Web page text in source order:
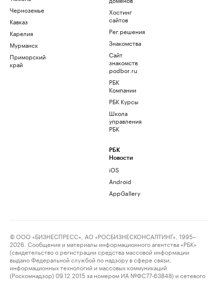
Черноземье
Кавказ
Карелия
Мурманск
Приморский
край
Хостинг
сайтов
Рег.решения
Знакомства
Сайт
знакомств
podbor.ru
РБК
Компании
РБК Курсы
Школа
управления
РБК
РБК
Новости
iOS
Android
AppGallery
© ООО «БИЗНЕСПРЕСС», АО «РОСБИЗНЕСКОНСАЛТИНГ», 1995–
2026. Сообщения и материалы информационного агентства «РБК»
(свидетельство о регистрации средства массовой информации
выдано Федеральной службой по надзору в сфере связи,
информационных технологий и массовых коммуникаций
(Роскомнадзор) 09.12.2015 за номером ИА №ФС77-63848) и сетевого